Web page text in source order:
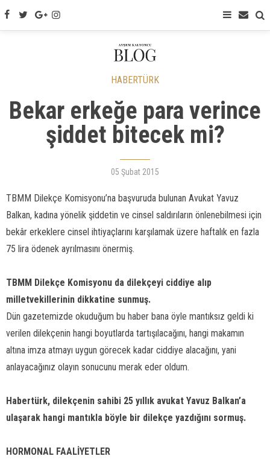
HABERTÜRK
Bekar erkeğe para verince
şiddet bitecek mi?
05 Şubat 2015
TBMM Dilekçe Komisyonu’na başvuruda bulunan Avukat Yavuz
Balkan, kadına yönelik şiddetin ve cinsel saldırıların önlenebilmesi için
bekâr erkeklere cinsel ihtiyaçlarını karşılamak üzere haftalık en fazla
75 lira ödenek ayrılmasını önermiş.
TBMM Dilekçe Komisyonu da dilekçeyi ciddiye alıp
milletvekillerinin dikkatine sunmuş.
Dün gazetemizde okuduğum bu haber bana öyle mantıksız geldi ki
verilen dilekçenin hangi boyutlarda tartışılacağını, hangi makamın
altına imza atmayı uygun görecek kadar ciddiye alacağını, yani
anlayacağınız olayın sonucunu merak eder oldum.
Habertürk, dilekçenin sahibi 25 yıllık avukat Yavuz Balkan’a
ulaşarak hangi mantıkla böyle bir dilekçe yazdığını sormuş.
HORMONAL FAALİYETLER